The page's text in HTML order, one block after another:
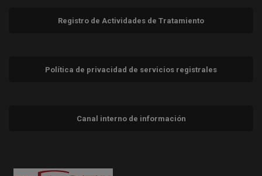
Registro de Actividades de Tratamiento
Política de privacidad de servicios registrales
Canal interno de información